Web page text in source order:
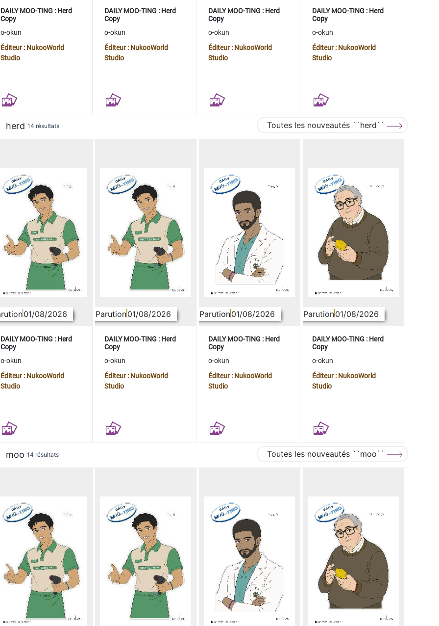
DAILY MOO-TING : Herd
Copy
o-okun
Éditeur : NukooWorld
Studio
DAILY MOO-TING : Herd
Copy
o-okun
Éditeur : NukooWorld
Studio
DAILY MOO-TING : Herd
Copy
o-okun
Éditeur : NukooWorld
Studio
DAILY MOO-TING : Herd
Copy
o-okun
Éditeur : NukooWorld
Studio
herd 14 résultats Toutes les nouveautés ``herd``
01/08/2026
DAILY MOO-TING : Herd
Copy
o-okun
Éditeur : NukooWorld
Studio
Parution01/08/2026
DAILY MOO-TING : Herd
Copy
o-okun
Éditeur : NukooWorld
Studio
Parution01/08/2026
DAILY MOO-TING : Herd
Copy
o-okun
Éditeur : NukooWorld
Studio
Parution01/08/2026
DAILY MOO-TING : Herd
Copy
o-okun
Éditeur : NukooWorld
Studio
moo 14 résultats Toutes les nouveautés ``moo``